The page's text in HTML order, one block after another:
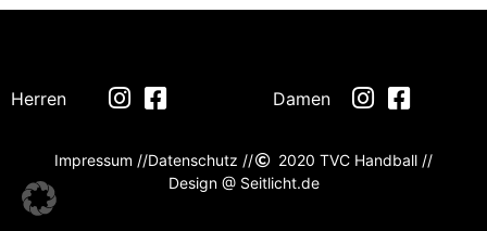
Herren Damen
Impressum //Datenschutz //
2020 TVC Handball //
Design @ Seitlicht.de